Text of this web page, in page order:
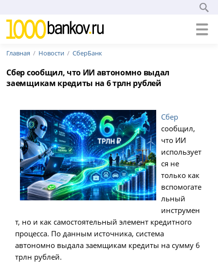
Главная Новости СберБанк
Сбер сообщил, что ИИ автономно выдал
заемщикам кредиты на 6 трлн рублей
Сбер
сообщил,
что ИИ
использует
ся не
только как
вспомогате
льный
инструмен
т, но и как самостоятельный элемент кредитного
процесса. По данным источника, система
автономно выдала заемщикам кредиты на сумму 6
трлн рублей.